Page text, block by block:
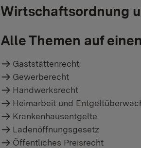
Wirtschaftsordnung
Alle Themen auf
Gaststättenrecht
Gewerberecht
Handwerksrecht
Heimarbeit und
Krankenhausentgelte
Ladenöffnungsgesetz
Öffentliches Preisrecht